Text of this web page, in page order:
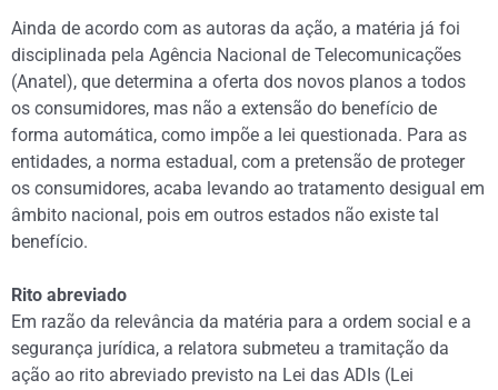
Ainda de acordo com as autoras da ação, a matéria já foi
disciplinada pela Agência Nacional de Telecomunicações
(Anatel), que determina a oferta dos novos planos a todos
os consumidores, mas não a extensão do benefício de
forma automática, como impõe a lei questionada. Para as
entidades, a norma estadual, com a pretensão de proteger
os consumidores, acaba levando ao tratamento desigual em
âmbito nacional, pois em outros estados não existe tal
benefício.
Rito abreviado
Em razão da relevância da matéria para a ordem social e a
segurança jurídica, a relatora submeteu a tramitação da
ação ao rito abreviado previsto na Lei das ADIs (Lei